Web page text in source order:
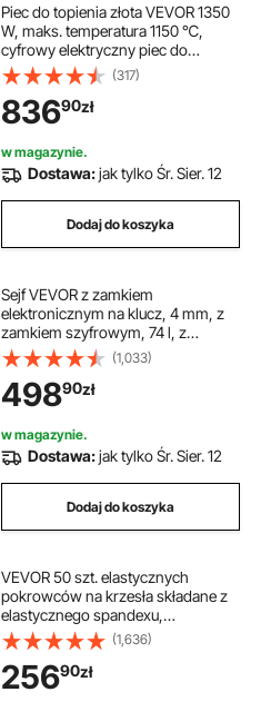
Piec do topienia złota VEVOR 1350
W, maks. temperatura 1150 ℃,
cyfrowy elektryczny piec do
topienia, 1 kg / 3 kg, ceramiczny
tygiel z szczypcami i rękawicami,
do obróbki złota, srebra, miedzi,
aluminium, czerwony
(317)
83690zł
w magazynie.
Dostawa:jak tylko Śr. Sier. 12
Dodaj do koszyka
Sejf VEVOR z zamkiem
elektronicznym na klucz, 4 mm, z
zamkiem szyfrowym, 74 l, z
solidnym żelazem, elektroniczny
zamek do sejfu meblowego, z
solidną konstrukcją stalową
(1,033)
49890zł
w magazynie.
Dostawa:jak tylko Śr. Sier. 12
Dodaj do koszyka
VEVOR 50 szt. elastycznych
pokrowców na krzesła składane z
elastycznego spandexu,
uniwersalny pokrowiec na krzesło,
zdejmowane i nadające się do
prania, na wesela, święta, bankiety,
imprezy,
(1,636)
25690zł